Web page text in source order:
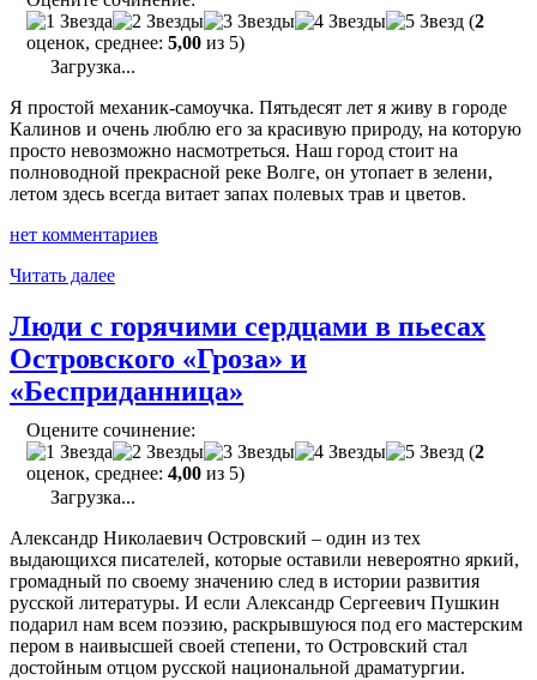
(2
оценок, среднее: 5,00 из 5)
Загрузка...
Я простой механик-самоучка. Пятьдесят лет я живу в городе
Калинов и очень люблю его за красивую природу, на которую
просто невозможно насмотреться. Наш город стоит на
полноводной прекрасной реке Волге, он утопает в зелени,
летом здесь всегда витает запах полевых трав и цветов.
нет комментариев
Читать далее"Сочинение
Калинова
от
Кулигина»"
Люди с горячими сердцами в пьесах
Островского «Гроза» и
«Бесприданница»
Оцените сочинение:
(2
оценок, среднее: 4,00 из 5)
Загрузка...
Александр Николаевич Островский – один из тех
выдающихся писателей, которые оставили невероятно яркий,
громадный по своему значению след в истории развития
русской литературы. И если Александр Сергеевич Пушкин
подарил нам всем поэзию, раскрывшуюся под его мастерским
пером в наивысшей своей степени, то Островский стал
достойным отцом русской национальной драматургии.